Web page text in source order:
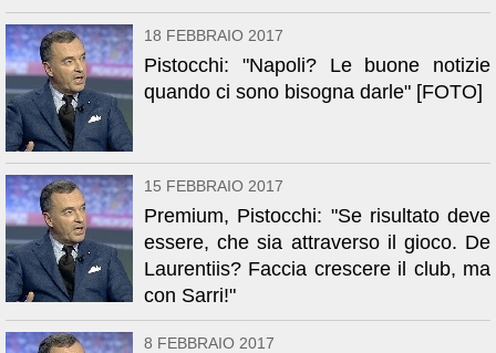
18 FEBBRAIO 2017
Pistocchi: "Napoli? Le buone notizie
quando ci sono bisogna darle" [FOTO]
15 FEBBRAIO 2017
Premium, Pistocchi: "Se risultato deve
essere, che sia attraverso il gioco. De
Laurentiis? Faccia crescere il club, ma
con Sarri!"
8 FEBBRAIO 2017